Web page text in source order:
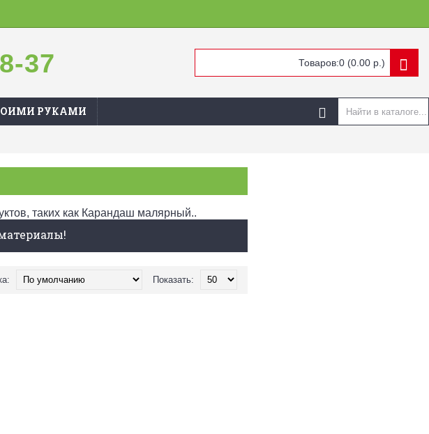
37 Товаров:0 (0.00 р.)
РУКАМИ
таких как Карандаш малярный..
Показать: